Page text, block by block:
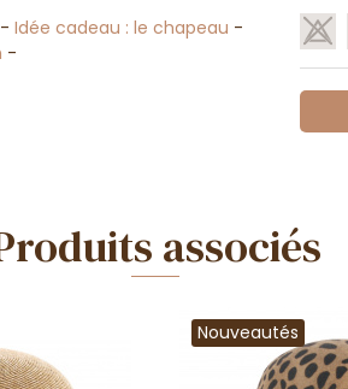
-Idée cadeau : le chapeau -
-
associés
Nouveautés